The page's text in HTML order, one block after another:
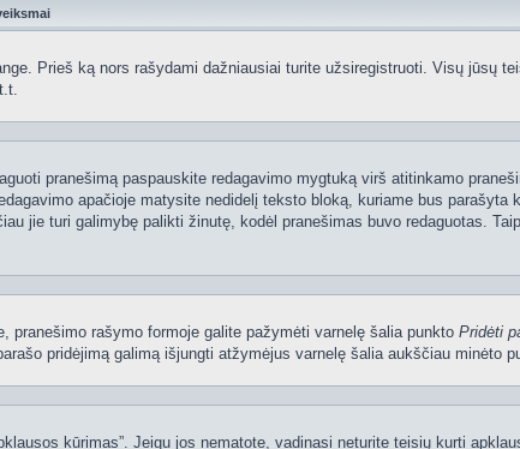
Prieš ką nors rašydami dažniausiai turite užsiregistruoti. Visų jūsų
pranešimą paspauskite redagavimo mygtuką virš atitinkamo
apačioje matysite nedidelį teksto bloką, kuriame bus parašyta
jie turi galimybę palikti žinutę, kodėl pranešimas buvo redaguotas.
pranešimo rašymo formoje galite pažymėti varnelę šalia punkto Pridėti
pridėjimą galimą išjungti atžymėjus varnelę šalia aukščiau minėto
kūrimas”. Jeigu jos nematote, vadinasi neturite teisių kurti